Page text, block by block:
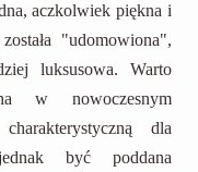
aczkolwiek piękna i
"udomowiona",
luksusowa. Warto
w nowoczesnym
dla
być poddana